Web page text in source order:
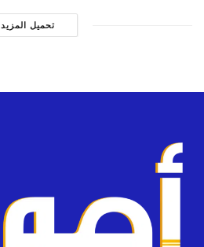
تحميل المزيد